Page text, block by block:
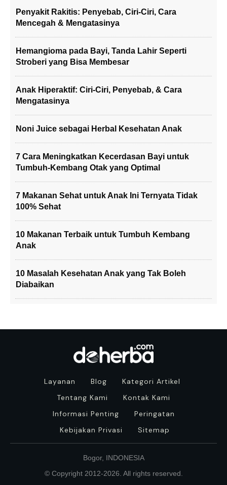
Penyakit Rakitis: Penyebab, Ciri-Ciri, Cara
Mencegah & Mengatasinya
Hemangioma pada Bayi, Tanda Lahir Seperti
Stroberi yang Bisa Membesar
Anak Hiperaktif: Ciri-Ciri, Penyebab, & Cara
Mengatasinya
Noni Juice sebagai Herbal Kesehatan Anak
7 Cara Meningkatkan Kecerdasan Bayi untuk
Tumbuh-Kembang Otak yang Optimal
7 Makanan Sehat untuk Anak Ini Ternyata Tidak
100% Sehat
10 Makanan Terbaik untuk Tumbuh Kembang
Anak
10 Masalah Kesehatan Anak yang Tak Boleh
Diabaikan
Layanan Blog
Kategori Artikel
Tentang Kami
Kontak Kami
Informasi Penting
Peringatan
Kebijakan Privasi
Sitemap
Bogor, INDONESIA
© Copyright 2012-2026. All rights reserved.